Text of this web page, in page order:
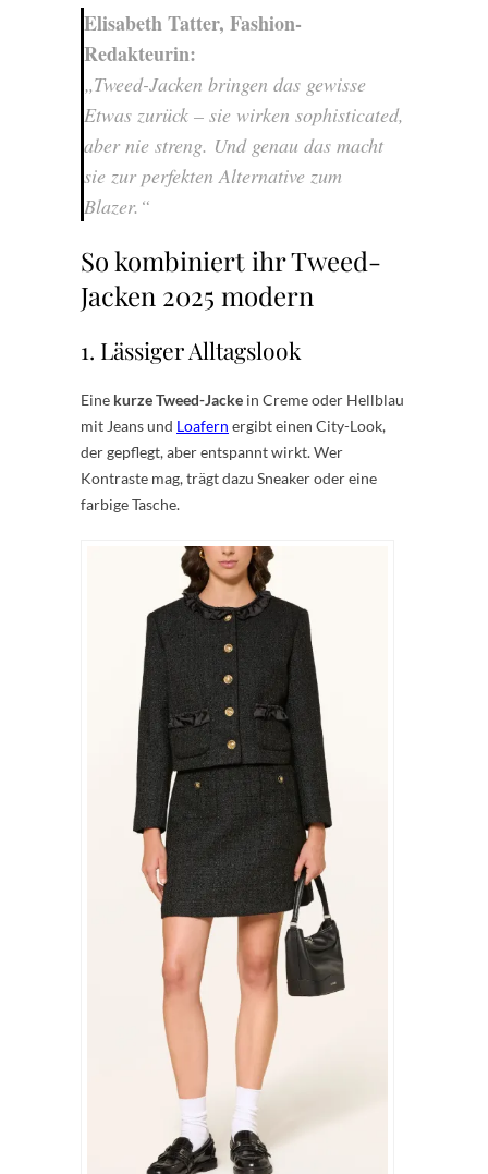
Elisabeth Tatter, Fashion-
Redakteurin:
„Tweed-Jacken bringen das gewisse
Etwas zurück – sie wirken sophisticated,
aber nie streng. Und genau das macht
sie zur perfekten Alternative zum
Blazer.“
So kombiniert ihr Tweed-
Jacken 2025 modern
1. Lässiger Alltagslook
Eine kurze Tweed-Jacke in Creme oder Hellblau
mit Jeans und Loafern ergibt einen City-Look,
der gepflegt, aber entspannt wirkt. Wer
Kontraste mag, trägt dazu Sneaker oder eine
farbige Tasche.